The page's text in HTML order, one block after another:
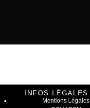
INFOS LÉGALES
Mentions Légales